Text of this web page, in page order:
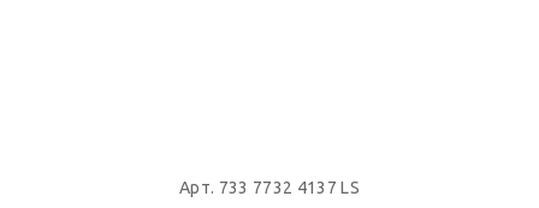
Арт. 733 7732 4137 LS